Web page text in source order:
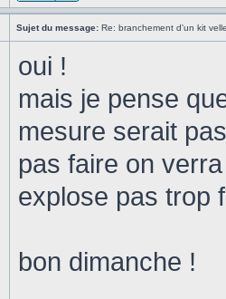
Sujet du message: Re: branchement d'un kit
oui !
mais je pense
mesure serait
pas faire on
explose pas trop
bon dimanche !